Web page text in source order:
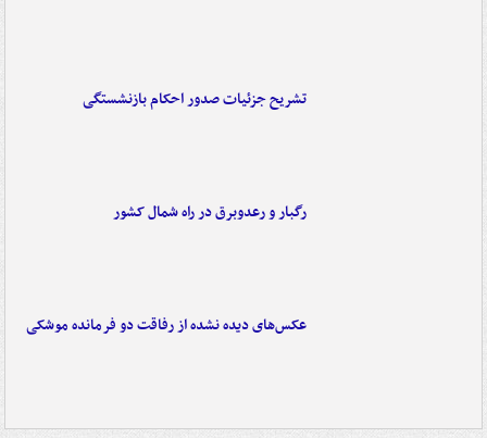
تشریح جزئیات صدور احکام بازنشستگی
رگبار و رعدوبرق در راه شمال کشور
عکس‌های دیده نشده از رفاقت دو فرمانده‌ موشکی